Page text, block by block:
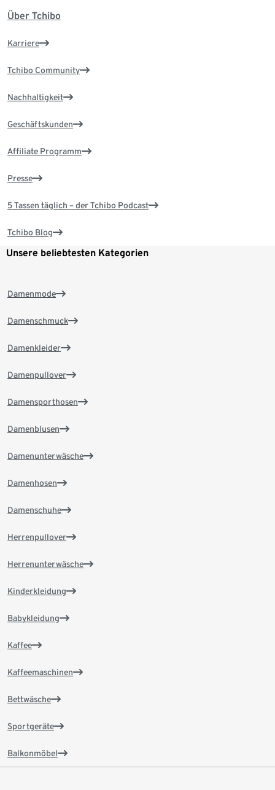
Über Tchibo
Karriere
Tchibo Community
Nachhaltigkeit
Geschäftskunden
Affiliate Programm
Presse
5 Tassen täglich – der Tchibo Podcast
Tchibo Blog
Unsere beliebtesten Kategorien
Damenmode
Damenschmuck
Damenkleider
Damenpullover
Damensporthosen
Damenblusen
Damenunterwäsche
Damenhosen
Damenschuhe
Herrenpullover
Herrenunterwäsche
Kinderkleidung
Babykleidung
Kaffee
Kaffeemaschinen
Bettwäsche
Sportgeräte
Balkonmöbel